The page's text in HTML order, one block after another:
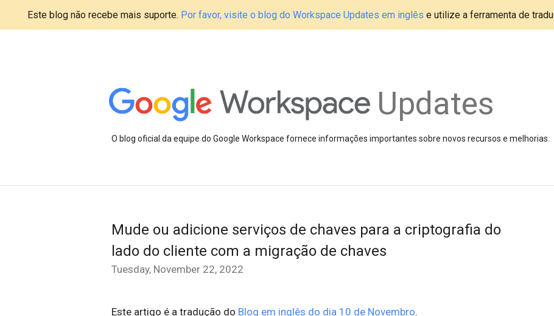
Este blog não recebe mais suporte. Por favor, visite o blog do Workspace Updates em inglês e utilize a ferramenta de
Updates
O blog oficial da equipe do Google Workspace fornece informações importantes sobre novos recursos e melhorias.
Mude ou adicione serviços de chaves para a criptografia do
lado do cliente com a migração de chaves
Tuesday, November 22, 2022
Este artigo é a tradução do Blog em inglês do dia 10 de Novembro.